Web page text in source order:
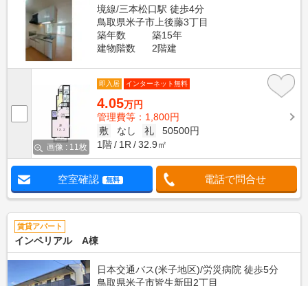
境線/三本松口駅 徒歩4分
鳥取県米子市上後藤3丁目
築年数
築15年
建物階数
2階建
画像 : 11枚
即入居 インターネット無料
4.05万円
管理費等：1,800円
敷
なし 礼
50500円
1階
1R 32.9㎡
空室確認 無料 電話で問合せ
賃貸アパート
インペリアル A棟
日本交通バス(米子地区)/労災病院 徒歩5分
鳥取県米子市皆生新田2丁目